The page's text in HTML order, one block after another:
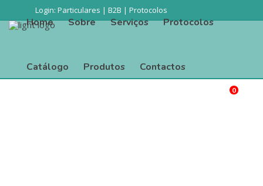
Login: Particulares | B2B | Protocolos
0
Home Sobre Serviços Protocolos
Catálogo Produtos Contactos